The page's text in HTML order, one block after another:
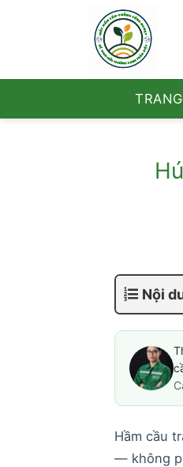
Nội
Hầm cầu
— không